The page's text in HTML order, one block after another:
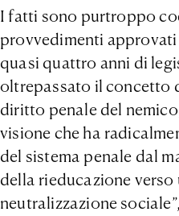
I fatti sono purtroppo
provvedimenti
quasi quattro anni di
oltrepassato il concetto
diritto penale del
visione che ha
del sistema penale dal
della rieducazione
neutralizzazione